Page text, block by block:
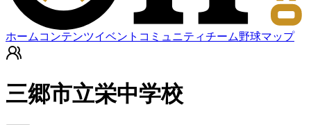
ホーム コンテンツイベント コミュニティチーム野球マップ
三郷市立栄中学校